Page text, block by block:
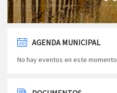
AGENDA MUNICIPAL
No hay eventos en este momento